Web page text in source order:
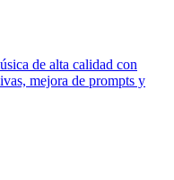
de alta calidad con
mejora de prompts y